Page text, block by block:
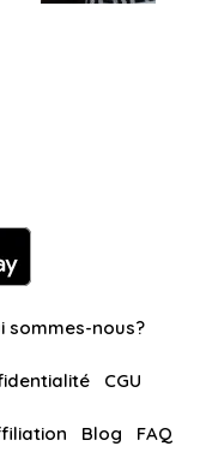
sommes-nous?
CGU
Blog FAQ